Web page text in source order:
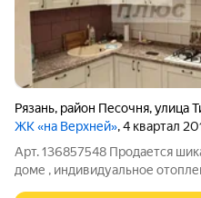
Рязань, район Песочня,улица
ЖК «на Верхней», 4 квартал
Арт. 136857548 Продается
доме , индивидуальное